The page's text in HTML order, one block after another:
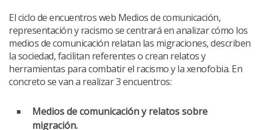
El ciclo de encuentros web Medios de comunicación,
representación y racismo se centrará en analizar cómo los
medios de comunicación relatan las migraciones, describen
la sociedad, facilitan referentes o crean relatos y
herramientas para combatir el racismo y la xenofobia. En
concreto se van a realizar 3 encuentros:
Medios de comunicación y relatos sobre
migración.